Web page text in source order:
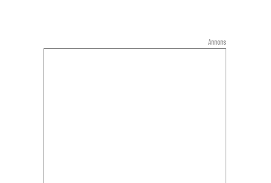
Annons